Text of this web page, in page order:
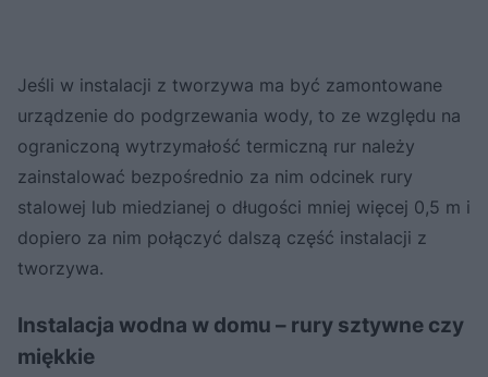
Jeśli w instalacji z tworzywa ma być zamontowane
urządzenie do podgrzewania wody, to ze względu na
ograniczoną wytrzymałość termiczną rur należy
zainstalować bezpośrednio za nim odcinek rury
stalowej lub miedzianej o długości mniej więcej 0,5 m i
dopiero za nim połączyć dalszą część instalacji z
tworzywa.
Instalacja wodna w domu – rury sztywne czy
miękkie